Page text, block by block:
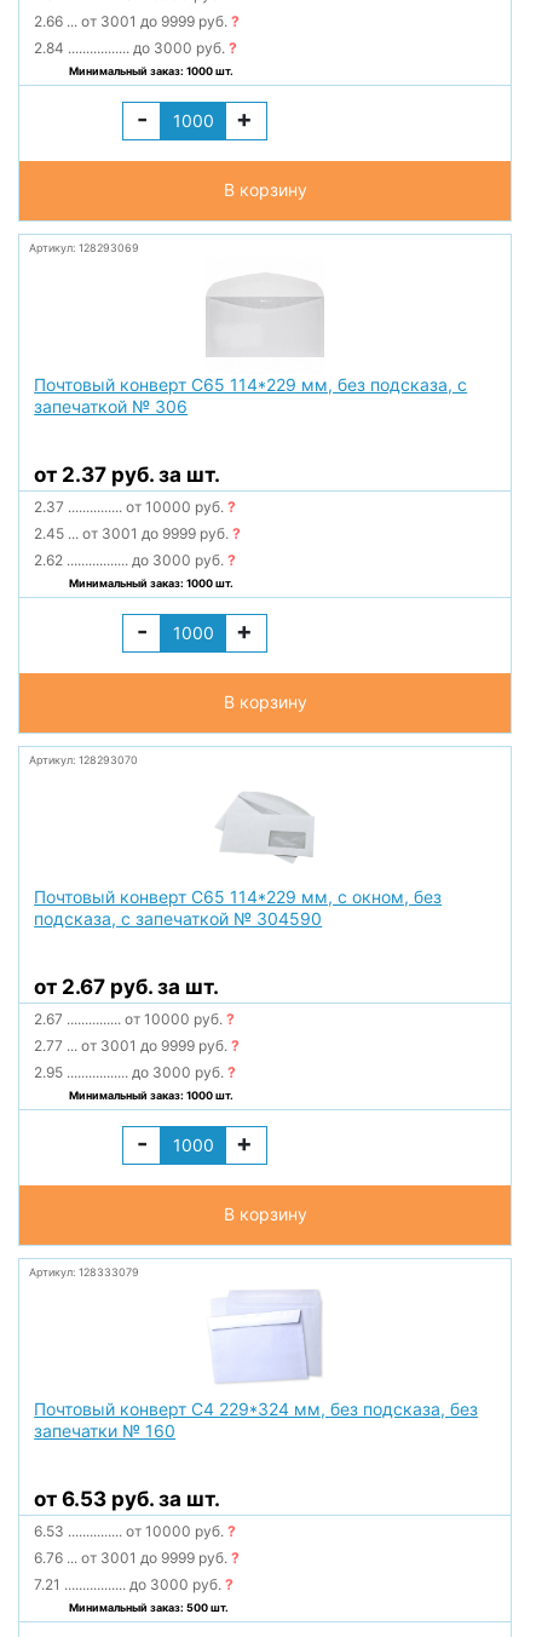
2.66 ... от 3001 до 9999 руб.?
2.84 ................. до 3000 руб.?
Минимальный заказ: 1000 шт.
- +
В корзину
Артикул: 128293069
Почтовый конверт С65 114*229 мм, без подсказа, с
запечаткой № 306
от 2.37 руб. за шт.
2.37 ............... от 10000 руб.?
2.45 ... от 3001 до 9999 руб.?
2.62 ................. до 3000 руб.?
Минимальный заказ: 1000 шт.
- +
В корзину
Артикул: 128293070
Почтовый конверт С65 114*229 мм, с окном, без
подсказа, с запечаткой № 304590
от 2.67 руб. за шт.
2.67 ............... от 10000 руб.?
2.77 ... от 3001 до 9999 руб.?
2.95 ................. до 3000 руб.?
Минимальный заказ: 1000 шт.
- +
В корзину
Артикул: 128333079
Почтовый конверт С4 229*324 мм, без подсказа, без
запечатки № 160
от 6.53 руб. за шт.
6.53 ............... от 10000 руб.?
6.76 ... от 3001 до 9999 руб.?
7.21 ................. до 3000 руб.?
Минимальный заказ: 500 шт.